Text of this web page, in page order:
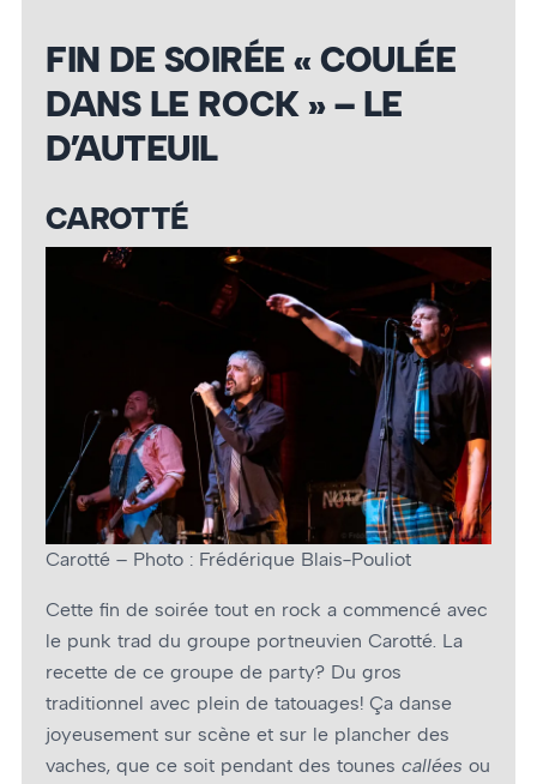
FIN DE SOIRÉE « COULÉE
DANS LE ROCK » – LE
D’AUTEUIL
CAROTTÉ
Carotté – Photo : Frédérique Blais-Pouliot
Cette fin de soirée tout en rock a commencé avec
le punk trad du groupe portneuvien Carotté. La
recette de ce groupe de party? Du gros
traditionnel avec plein de tatouages! Ça danse
joyeusement sur scène et sur le plancher des
vaches, que ce soit pendant des tounes callées ou